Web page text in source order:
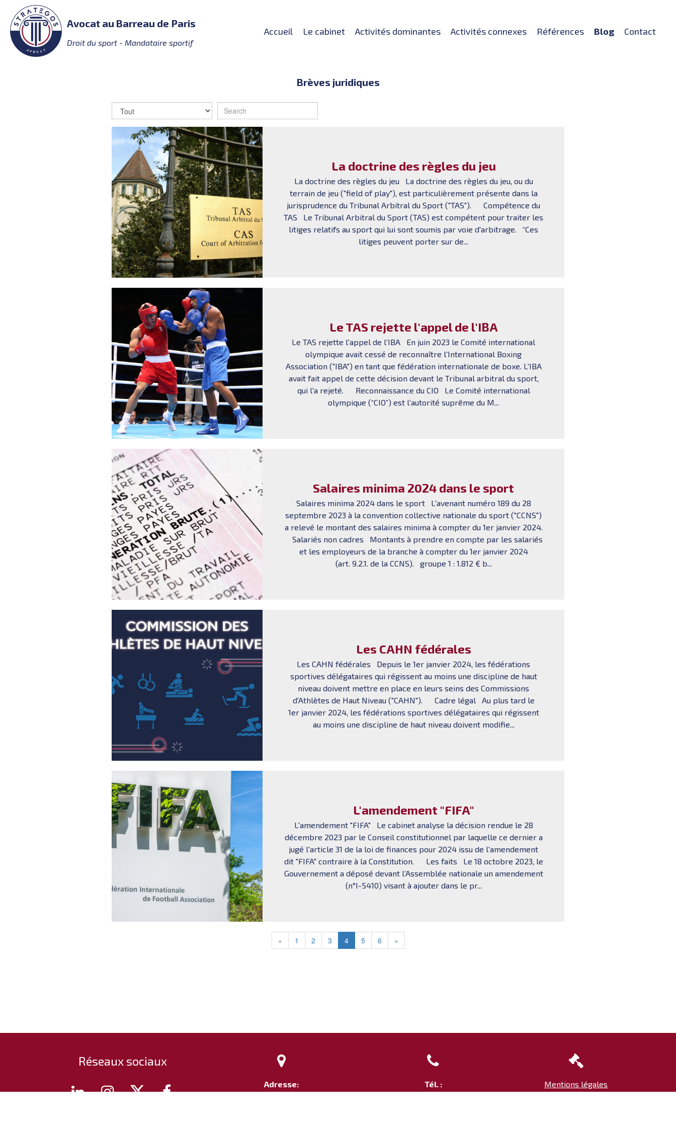
Avocat au Barreau de Paris
Droit du sport - Mandataire sportif
Accueil Le cabinet Activités dominantes Activités connexes Références Blog Contact
Brèves juridiques
La doctrine des règles du jeu
La doctrine des règles du jeu La doctrine des règles du jeu, ou du
terrain de jeu ("field of play"), est particulièrement présente dans la
jurisprudence du Tribunal Arbitral du Sport ("TAS"). Compétence du
TAS Le Tribunal Arbitral du Sport (TAS) est compétent pour traiter les
litiges relatifs au sport qui lui sont soumis par voie d'arbitrage. “Ces
litiges peuvent porter sur de...
Le TAS rejette l'appel de l'IBA
Le TAS rejette l'appel de l'IBA En juin 2023 le Comité international
olympique avait cessé de reconnaître l'International Boxing
Association ("IBA") en tant que fédération internationale de boxe. L'IBA
avait fait appel de cette décision devant le Tribunal arbitral du sport,
qui l'a rejeté. Reconnaissance du CIO Le Comité international
olympique (“CIO”) est l’autorité suprême du M...
Salaires minima 2024 dans le sport
Salaires minima 2024 dans le sport L'avenant numéro 189 du 28
septembre 2023 à la convention collective nationale du sport ("CCNS")
a relevé le montant des salaires minima à compter du 1er janvier 2024.
Salariés non cadres Montants à prendre en compte par les salariés
et les employeurs de la branche à compter du 1er janvier 2024
(art. 9.2.1. de la CCNS). groupe 1 : 1.812 € b...
Les CAHN fédérales
Les CAHN fédérales Depuis le 1er janvier 2024, les fédérations
sportives délégataires qui régissent au moins une discipline de haut
niveau doivent mettre en place en leurs seins des Commissions
d'Athlètes de Haut Niveau ("CAHN"). Cadre légal Au plus tard le
1er janvier 2024, les fédérations sportives délégataires qui régissent
au moins une discipline de haut niveau doivent modifie...
L'amendement "FIFA"
L'amendement "FIFA" Le cabinet analyse la décision rendue le 28
décembre 2023 par le Conseil constitutionnel par laquelle ce dernier a
jugé l'article 31 de la loi de finances pour 2024 issu de l'amendement
dit "FIFA" contraire à la Constitution. Les faits Le 18 octobre 2023, le
Gouvernement a déposé devant l’Assemblée nationale un amendement
(n°I-5410) visant à ajouter dans le pr...
« 1 2 3 4 5 6 »
Réseaux sociaux
   

Adresse:

Tél. :

Mentions légales